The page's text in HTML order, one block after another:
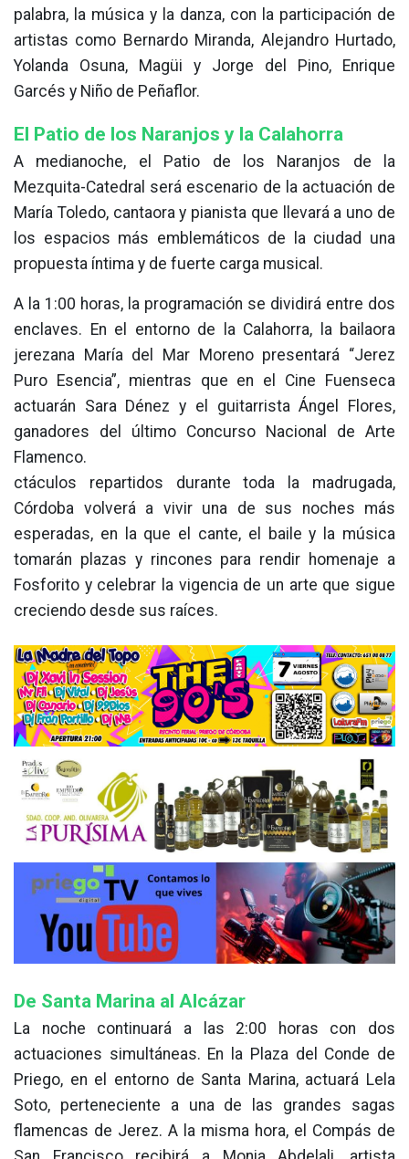
palabra, la música y la danza, con la participación de
artistas como Bernardo Miranda, Alejandro Hurtado,
Yolanda Osuna, Magüi y Jorge del Pino, Enrique
Garcés y Niño de Peñaflor.
El Patio de los Naranjos y la Calahorra
A medianoche, el Patio de los Naranjos de la
Mezquita-Catedral será escenario de la actuación de
María Toledo, cantaora y pianista que llevará a uno de
los espacios más emblemáticos de la ciudad una
propuesta íntima y de fuerte carga musical.
A la 1:00 horas, la programación se dividirá entre dos
enclaves. En el entorno de la Calahorra, la bailaora
jerezana María del Mar Moreno presentará “Jerez
Puro Esencia”, mientras que en el Cine Fuenseca
actuarán Sara Dénez y el guitarrista Ángel Flores,
ganadores del último Concurso Nacional de Arte
Flamenco.
ctáculos repartidos durante toda la madrugada,
Córdoba volverá a vivir una de sus noches más
esperadas, en la que el cante, el baile y la música
tomarán plazas y rincones para rendir homenaje a
Fosforito y celebrar la vigencia de un arte que sigue
creciendo desde sus raíces.
De Santa Marina al Alcázar
La noche continuará a las 2:00 horas con dos
actuaciones simultáneas. En la Plaza del Conde de
Priego, en el entorno de Santa Marina, actuará Lela
Soto, perteneciente a una de las grandes sagas
flamencas de Jerez. A la misma hora, el Compás de